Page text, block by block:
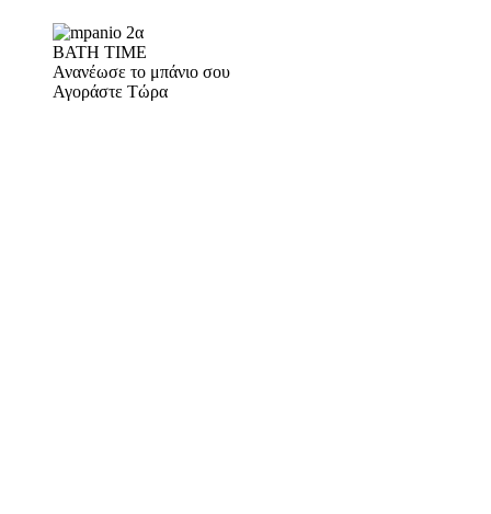
BATH TIME
Ανανέωσε το μπάνιο σου
Αγοράστε Τώρα